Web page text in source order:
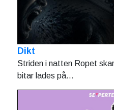
Dikt
Striden i natten Ropet
bitar lades på...